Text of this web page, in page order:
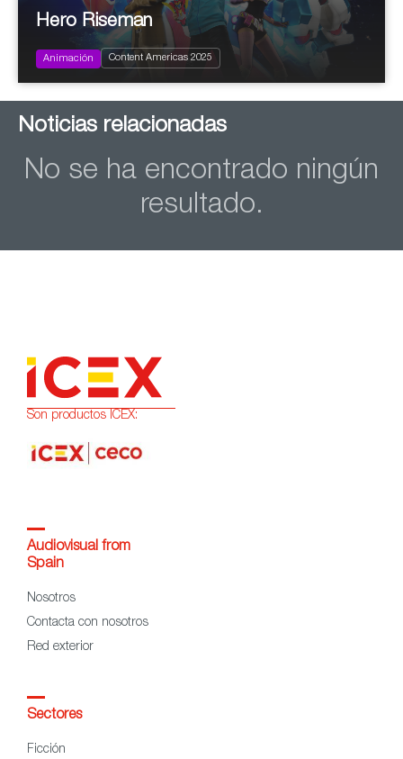
78x11’ (26x11’ + 26x11’ + 26x11’) Family
Infantil y Juvenil
Hero Riseman
Animación Content Americas 2025
Noticias relacionadas
No se ha encontrado ningún
resultado.
Son productos ICEX:
Audiovisual from
Spain
Nosotros
Contacta con nosotros
Red exterior
Sectores
Ficción